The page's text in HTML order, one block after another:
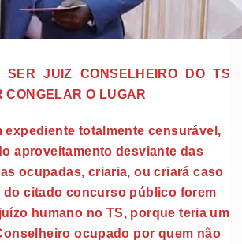
SER JUIZ CONSELHEIRO DO TS
CONGELAR O LUGAR
expediente totalmente censurável,
aproveitamento desviante das
ocupadas, criaria, ou criará caso
do citado concurso público forem
humano no TS, porque teria um
ocupado por quem não